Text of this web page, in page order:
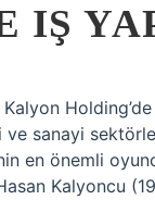
IŞ
sanayi
en önemli
Kalyoncu